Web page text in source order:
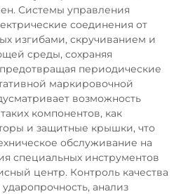
Системы управления
соединения от
изгибами, скручиванием и
среды, сохраняя
периодические
маркировочной
возможность
компонентов, как
и защитные крышки, что
обслуживание на
специальных инструментов
центр. Контроль качества
анализ